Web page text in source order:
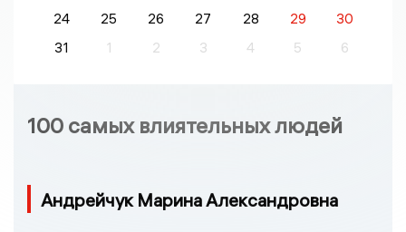
24
25 26 27 28 29
30
31
1 2 3 4 5 6
100 самых влиятельных людей
Андрейчук Марина Александровна